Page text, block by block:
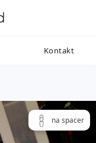
Kontakt
na spacer